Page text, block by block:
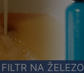
FILTR NA ŽELEZO